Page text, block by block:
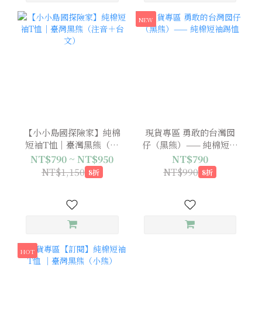
【小小島國探險家】純棉
短袖T恤｜臺灣黑熊（注
音＋台文）
NT$790 ~ NT$950
NT$1,150 8折
NEW
現貨專區 勇敢的台灣囡
仔（黑熊）—— 純棉短袖
踢恤
NT$790
NT$990 8折
HOT